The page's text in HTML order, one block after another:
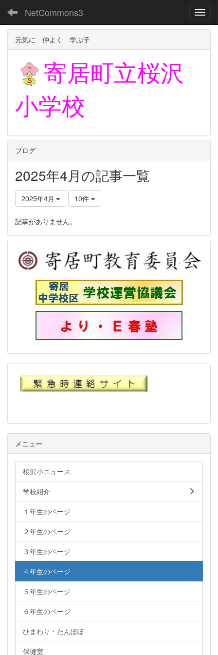
NetCommons3
元気に 仲よく 学ぶ子
寄居町立桜沢
小学校
ブログ
2025年4月の記事一覧
2025年4月 10件
記事がありません。
メニュー
桜沢小ニュース
学校紹介
１年生のページ
２年生のページ
３年生のページ
４年生のページ
５年生のページ
６年生のページ
ひまわり・たんぽぽ
保健室